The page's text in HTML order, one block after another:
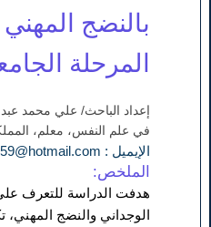
بالنضج
المرحلة
إعداد الباحث/ علي محمد
في علم النفس، معلم،
الإيميل : legend_myth159@hotmail.com
الملخص:
هدفت الدراسة للتعرف على